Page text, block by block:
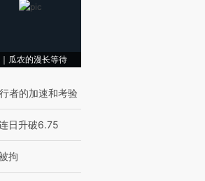
瓜农的漫长等待
者的加速和考验
日升破6.75
拘